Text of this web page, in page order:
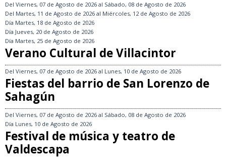
Del Viernes, 07 de Agosto de 2026 al Sábado, 08 de Agosto de 2026
Del Martes, 11 de Agosto de 2026 al Miércoles, 12 de Agosto de 2026
Día Martes, 18 de Agosto de 2026
Día Jueves, 20 de Agosto de 2026
Día Martes, 25 de Agosto de 2026
Verano Cultural de Villacintor
Del Viernes, 07 de Agosto de 2026 al Lunes, 10 de Agosto de 2026
Fiestas del barrio de San Lorenzo de
Sahagún
Del Viernes, 07 de Agosto de 2026 al Sábado, 08 de Agosto de 2026
Día Lunes, 10 de Agosto de 2026
Festival de música y teatro de
Valdescapa